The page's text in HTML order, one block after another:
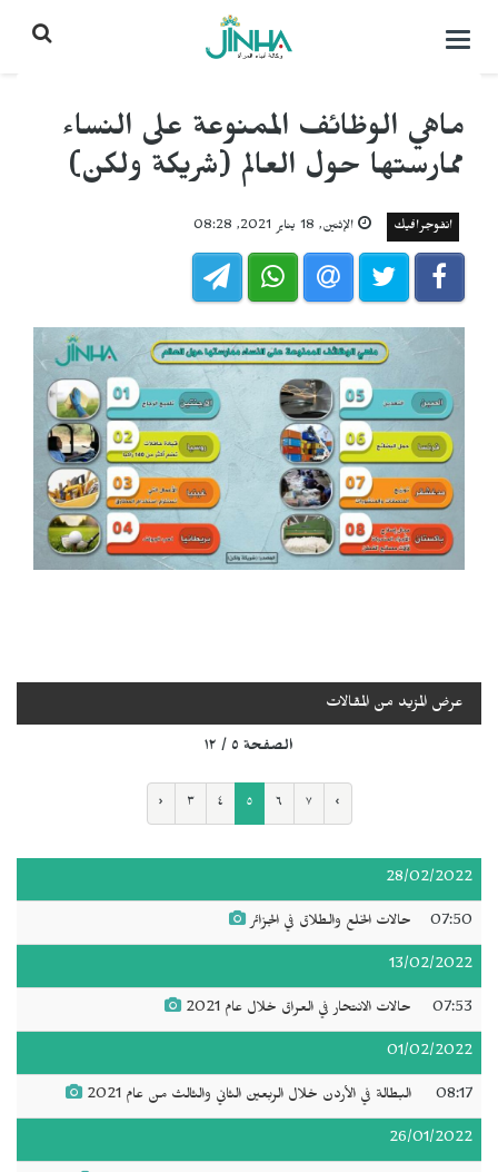
التحكم
ماهي الوظائف الممنوعة على النساء
ممارستها حول العالم (شريكة ولكن)
انفوجرافيك الإثنين, 18 يناير 2021, 08:28
عرض المزيد من المقالات
الصفحة ٥ / ١٢
‹ ٣ ٤ ٥ ٦ ٧ ›
28/02/2022
07:50 حالات الخلع والطلاق في الجزائر
13/02/2022
07:53 حالات الانتحار في العراق خلال عام 2021
01/02/2022
08:17 البطالة في الأردن خلال الربعين الثاني والثالث من عام 2021
26/01/2022